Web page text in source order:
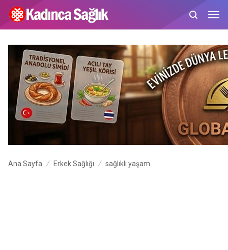
Ana Sayfa Erkek Sağlığı sağlıklı yaşam